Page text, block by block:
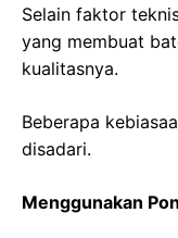
Selain faktor
yang membuat
kualitasnya.
Beberapa
disadari.
Menggunakan